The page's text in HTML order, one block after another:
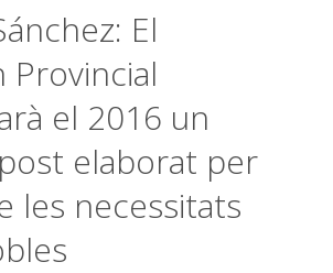
El
Provincial
el 2016 un
elaborat per
les necessitats